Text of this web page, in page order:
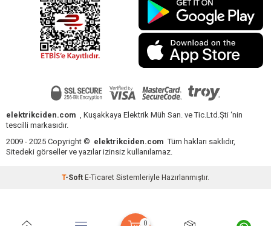
0
elektrikciden.com , Kuşakkaya Elektrik Müh San. ve Tic.Ltd.Şti ‘nin
tescilli markasıdır.
2009 - 2025 Copyright © elektrikciden.com Tüm hakları saklıdır,
Sitedeki görseller ve yazılar izinsiz kullanılamaz.
T-Soft E-Ticaret Sistemleriyle Hazırlanmıştır.